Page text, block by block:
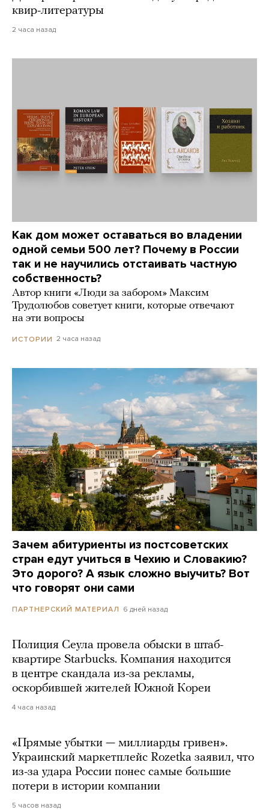
квир-литературы
2 часа назад
Как дом может оставаться во владении
одной семьи 500 лет? Почему в России
так и не научились отстаивать частную
собственность?
Автор книги «Люди за забором» Максим
Трудолюбов советует книги, которые отвечают
на эти вопросы
ИСТОРИИ 2 часа назад
Зачем абитуриенты из постсоветских
стран едут учиться в Чехию и Словакию?
Это дорого? А язык сложно выучить? Вот
что говорят они сами
ПАРТНЕРСКИЙ МАТЕРИАЛ 6 дней назад
Полиция Сеула провела обыски в штаб-
квартире Starbucks. Компания находится
в центре скандала из-за рекламы,
оскорбившей жителей Южной Кореи
4 часа назад
«Прямые убытки — миллиарды гривен».
Украинский маркетплейс Rozetka заявил, что
из-за удара России понес самые большие
потери в истории компании
5 часов назад